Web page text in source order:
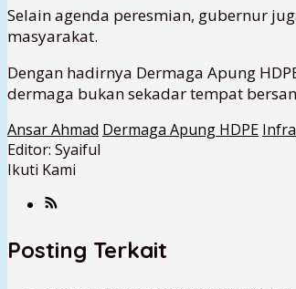
Selain agenda peresmian, gubernur
masyarakat.
Dengan hadirnya Dermaga Apung
dermaga bukan sekadar tempat
Ansar Ahmad Dermaga Apung HDPE
Editor: Syaiful
Ikuti Kami
Posting Terkait